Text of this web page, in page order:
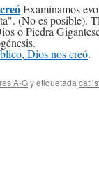
Examinamos
(No es posible).
o Piedra
Dios nos creó.
A-Gy etiquetada